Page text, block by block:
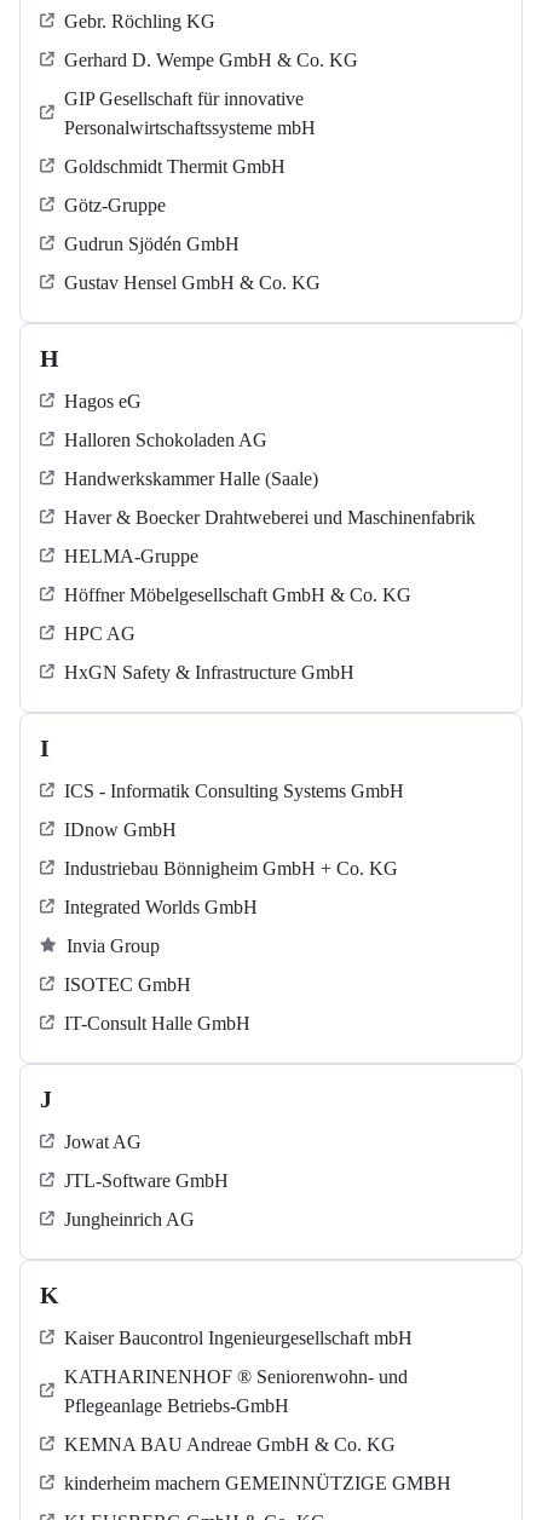
Gebr. Röchling KG
Gerhard D. Wempe GmbH & Co. KG
GIP Gesellschaft für innovative
Personalwirtschaftssysteme mbH
Goldschmidt Thermit GmbH
Götz-Gruppe
Gudrun Sjödén GmbH
Gustav Hensel GmbH & Co. KG
H
Hagos eG
Halloren Schokoladen AG
Handwerkskammer Halle (Saale)
Haver & Boecker Drahtweberei und Maschinenfabrik
HELMA-Gruppe
Höffner Möbelgesellschaft GmbH & Co. KG
HPC AG
HxGN Safety & Infrastructure GmbH
I
ICS - Informatik Consulting Systems GmbH
IDnow GmbH
Industriebau Bönnigheim GmbH + Co. KG
Integrated Worlds GmbH
Invia Group
ISOTEC GmbH
IT-Consult Halle GmbH
J
Jowat AG
JTL-Software GmbH
Jungheinrich AG
K
Kaiser Baucontrol Ingenieurgesellschaft mbH
KATHARINENHOF ® Seniorenwohn- und
Pflegeanlage Betriebs-GmbH
KEMNA BAU Andreae GmbH & Co. KG
kinderheim machern GEMEINNÜTZIGE GMBH